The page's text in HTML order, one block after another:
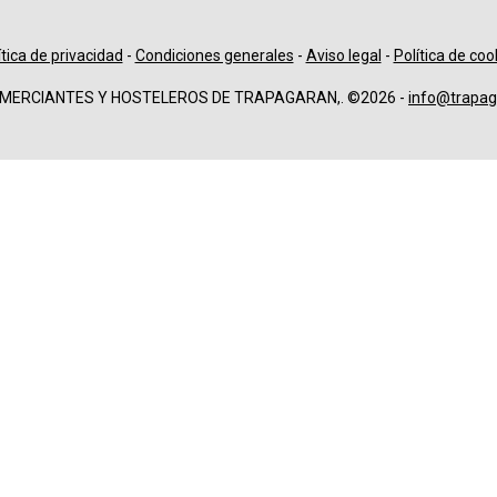
de privacidad - Condiciones generales - Aviso legal - Política de
Y HOSTELEROS DE TRAPAGARAN,. ©2026 -